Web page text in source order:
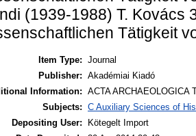
(1939-1988) T. Kovács
Tätigkeit
Item Type: Journal
Publisher: Akadémiai Kiadó
Information: ACTA ARCHAEOLOGICA
Subjects: C Auxiliary Sciences of
Depositing User:
Kötegelt Import